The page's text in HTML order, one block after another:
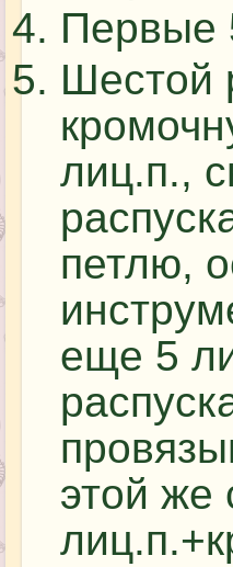
Первые
Шестой
лиц.п.,
петлю,
еще 5
этой же